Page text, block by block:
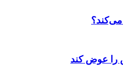
می‌کند؟
را عوض کند